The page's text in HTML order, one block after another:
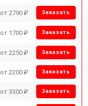
от 2790 ₽ Заказать
от 1700 ₽ Заказать
от 2250 ₽ Заказать
от 2200 ₽ Заказать
от 3300 ₽ Заказать